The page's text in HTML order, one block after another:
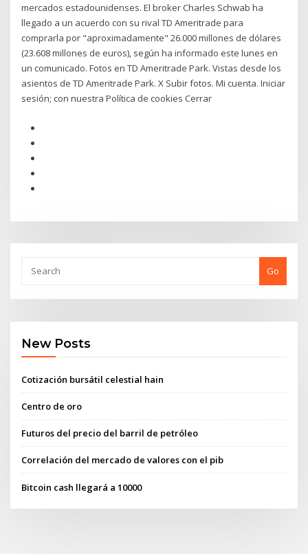
mercados estadounidenses. El broker Charles Schwab ha
llegado a un acuerdo con su rival TD Ameritrade para
comprarla por "aproximadamente" 26.000 millones de dólares
(23.608 millones de euros), según ha informado este lunes en
un comunicado. Fotos en TD Ameritrade Park. Vistas desde los
asientos de TD Ameritrade Park. X Subir fotos. Mi cuenta. Iniciar
sesión; con nuestra Política de cookies Cerrar
Go
New Posts
Cotización bursátil celestial hain
Centro de oro
Futuros del precio del barril de petróleo
Correlación del mercado de valores con el pib
Bitcoin cash llegará a 10000